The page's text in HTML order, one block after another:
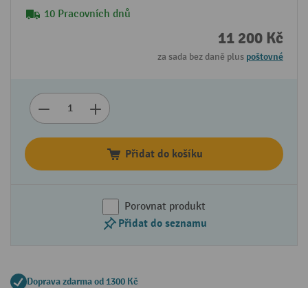
10 Pracovních dnů
11 200 Kč
za sada bez daně plus poštovné
Přidat do košíku
Porovnat produkt
Přidat do seznamu
Doprava zdarma od 1300 Kč